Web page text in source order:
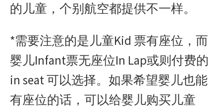
的儿童，个别航空都提供不一样。
*需要注意的是儿童Kid 票有座位，而
婴儿Infant票无座位In Lap或则付费的
in seat 可以选择。如果希望婴儿也能
有座位的话，可以给婴儿购买儿童